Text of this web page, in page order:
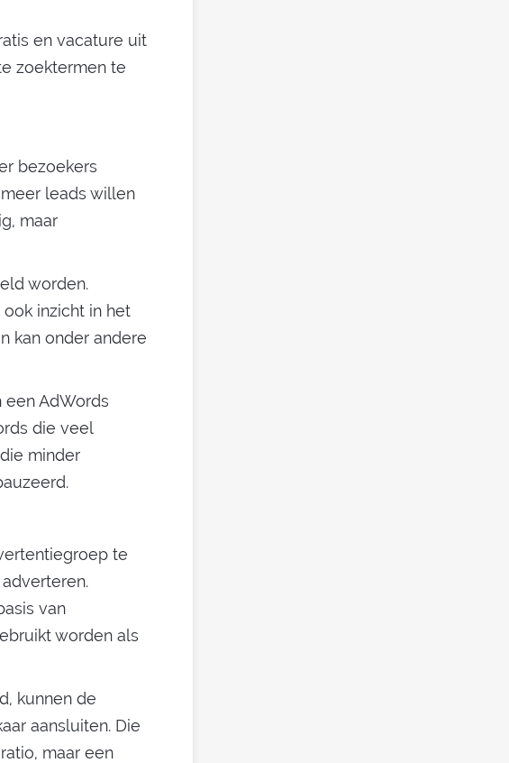
en vacature uit
zoektermen te
bezoekers
leads willen
maar
worden.
inzicht in het
kan onder andere
AdWords
die veel
minder
te
van
worden als
kunnen de
aansluiten. Die
maar een